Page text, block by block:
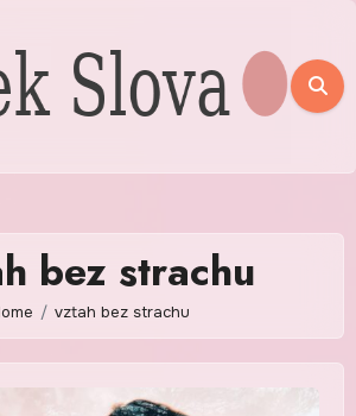
bez strachu
vztah bez strachu